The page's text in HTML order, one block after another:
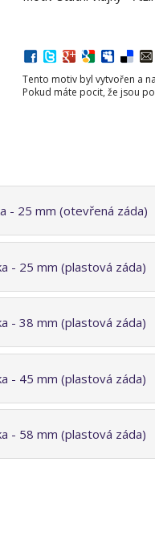
Tento motiv byl vytvořen a
Pokud máte pocit, že jsou
- 25 mm (otevřená záda)
- 25 mm (plastová záda)
- 38 mm (plastová záda)
- 45 mm (plastová záda)
- 58 mm (plastová záda)